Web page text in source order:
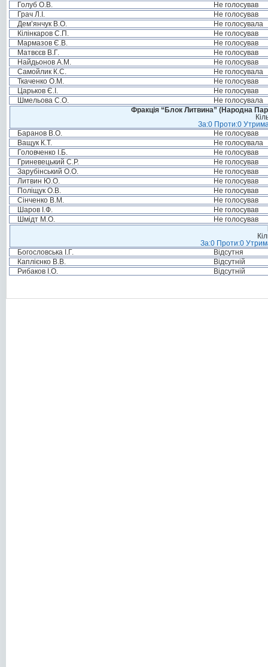
Голуб О.В.
Не голосував
Грач Л.І.
Не голосував
Дем’янчук В.О.
Не голосувала
Кілінкаров С.П.
Не голосував
Мармазов Є.В.
Не голосував
Матвєєв В.Г.
Не голосував
Найдьонов А.М.
Не голосував
Самойлик К.С.
Не голосувала
Ткаченко О.М.
Не голосував
Царьков Є.І.
Не голосував
Шмельова С.О.
Не голосувала
Фракція “Блок Литвина” (Народна
За:0 Проти:0
Баранов В.О.
Не голосував
Ващук К.Т.
Не голосувала
Головченко І.Б.
Не голосував
Гриневецький С.Р.
Не голосував
Зарубінський О.О.
Не голосував
Литвин Ю.О.
Не голосував
Поліщук О.В.
Не голосував
Сінченко В.М.
Не голосував
Шаров І.Ф.
Не голосував
Шмідт М.О.
Не голосував
За:0 Проти:0
Богословська І.Г.
Відсутня
Каплієнко В.В.
Відсутній
Рибаков І.О.
Відсутній